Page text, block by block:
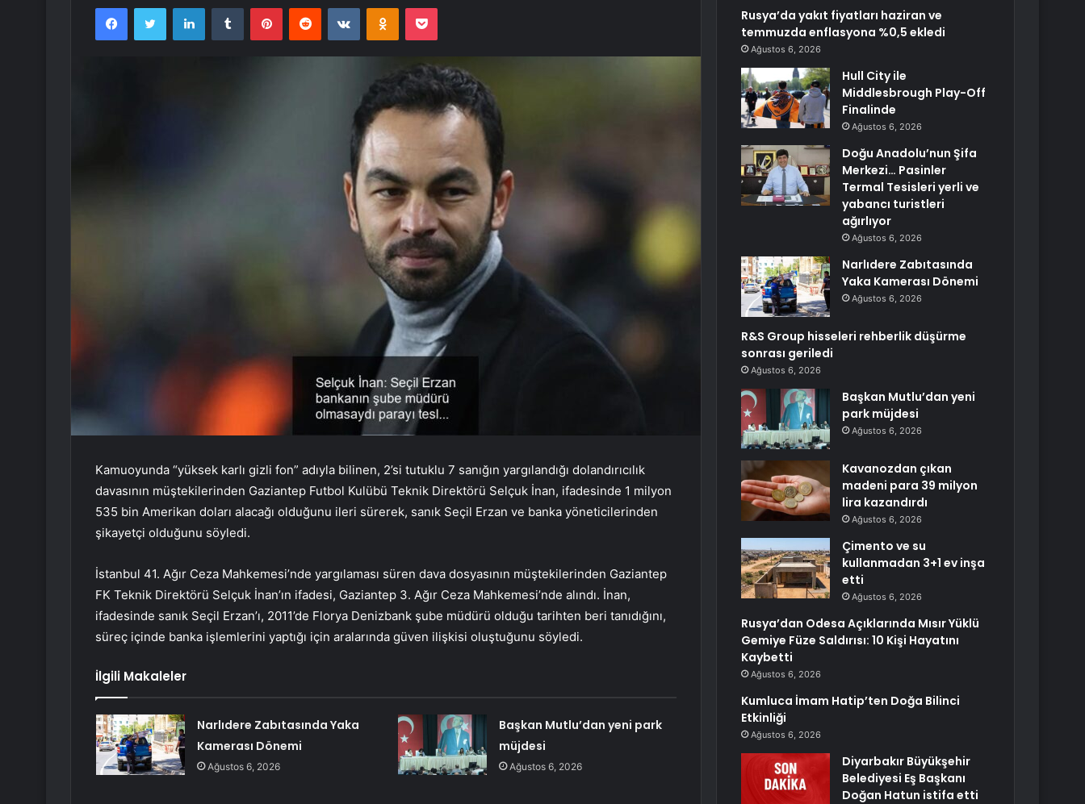
FacebookTwitter LinkedInTumblr PinterestReddit VKontakteOdnoklassniki
Pocket
Kamuoyunda “yüksek karlı gizli fon” adıyla bilinen, 2’si tutuklu 7 sanığın yargılandığı dolandırıcılık
davasının müştekilerinden Gaziantep Futbol Kulübü Teknik Direktörü Selçuk İnan, ifadesinde 1 milyon
535 bin Amerikan doları alacağı olduğunu ileri sürerek, sanık Seçil Erzan ve banka yöneticilerinden
şikayetçi olduğunu söyledi.
İstanbul 41. Ağır Ceza Mahkemesi’nde yargılaması süren dava dosyasının müştekilerinden Gaziantep
FK Teknik Direktörü Selçuk İnan’ın ifadesi, Gaziantep 3. Ağır Ceza Mahkemesi’nde alındı. İnan,
ifadesinde sanık Seçil Erzan’ı, 2011’de Florya Denizbank şube müdürü olduğu tarihten beri tanıdığını,
süreç içinde banka işlemlerini yaptığı için aralarında güven ilişkisi oluştuğunu söyledi.
İlgili Makaleler
Narlıdere Zabıtasında Yaka
Kamerası Dönemi
Ağustos 6, 2026
Başkan Mutlu’dan yeni park
müjdesi
Ağustos 6, 2026
Rusya’da yakıt fiyatları haziran ve
temmuzda enflasyona %0,5 ekledi
Ağustos 6, 2026
Hull City ile
Middlesbrough Play-Off
Finalinde
Ağustos 6, 2026
Doğu Anadolu’nun Şifa
Merkezi… Pasinler
Termal Tesisleri yerli ve
yabancı turistleri
ağırlıyor
Ağustos 6, 2026
Narlıdere Zabıtasında
Yaka Kamerası Dönemi
Ağustos 6, 2026
R&S Group hisseleri rehberlik düşürme
sonrası geriledi
Ağustos 6, 2026
Başkan Mutlu’dan yeni
park müjdesi
Ağustos 6, 2026
Kavanozdan çıkan
madeni para 39 milyon
lira kazandırdı
Ağustos 6, 2026
Çimento ve su
kullanmadan 3+1 ev inşa
etti
Ağustos 6, 2026
Rusya’dan Odesa Açıklarında Mısır Yüklü
Gemiye Füze Saldırısı: 10 Kişi Hayatını
Kaybetti
Ağustos 6, 2026
Kumluca İmam Hatip’ten Doğa Bilinci
Etkinliği
Ağustos 6, 2026
Diyarbakır Büyükşehir
Belediyesi Eş Başkanı
Doğan Hatun istifa etti